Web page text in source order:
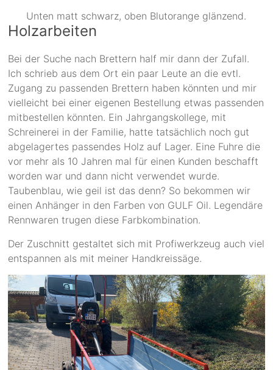
Unten matt schwarz, oben Blutorange glänzend.
Holzarbeiten
Bei der Suche nach Brettern half mir dann der Zufall.
Ich schrieb aus dem Ort ein paar Leute an die evtl.
Zugang zu passenden Brettern haben könnten und mir
vielleicht bei einer eigenen Bestellung etwas passenden
mitbestellen könnten. Ein Jahrgangskollege, mit
Schreinerei in der Familie, hatte tatsächlich noch gut
abgelagertes passendes Holz auf Lager. Eine Fuhre die
vor mehr als 10 Jahren mal für einen Kunden beschafft
worden war und dann nicht verwendet wurde.
Taubenblau, wie geil ist das denn? So bekommen wir
einen Anhänger in den Farben von GULF Oil. Legendäre
Rennwaren trugen diese Farbkombination.
Der Zuschnitt gestaltet sich mit Profiwerkzeug auch viel
entspannen als mit meiner Handkreissäge.